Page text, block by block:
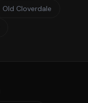
Old Cloverdale